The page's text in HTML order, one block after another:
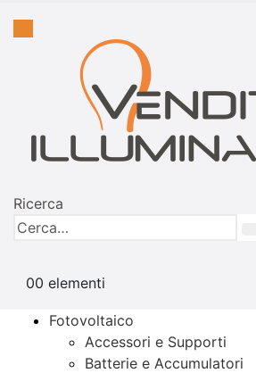
Ricerca
00 elementi
Fotovoltaico
Accessori e Supporti
Batterie e Accumulatori